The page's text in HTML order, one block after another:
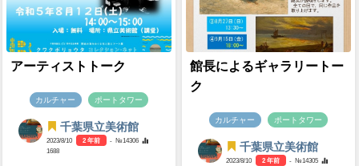
アーティストトーク
カルチャー ポートタワー
千葉県立美術館
2023/8/10 2 年前
- №14306
1688
館長によるギャラリートー
ク
カルチャー ポートタワー
千葉県立美術館
2023/8/10 2 年前
- №14305